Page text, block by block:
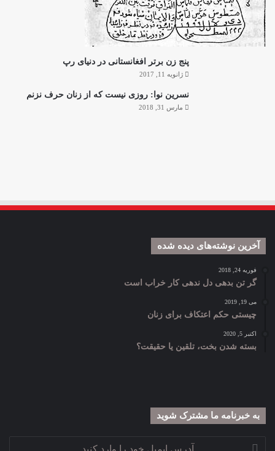
پنج زن برتر افغانستانی در دنیای رپ
ژانویه 11, 2017
نسرین نوا: روزی نیست که از زنان حرف نزنم
مارس 31, 2018
آخرین نوشته‌های دیده شده
فوریه 24, 2018
گر تن بدهی دل ندهی کار خراب است
می 19, 2019
چیستی حکم اعتکاف برای زنان
اکتبر 5, 2020
بسته شدن بخت، تلقین یا حقیقت؟
به خبرنامه‌‌ ما مشترک شوید